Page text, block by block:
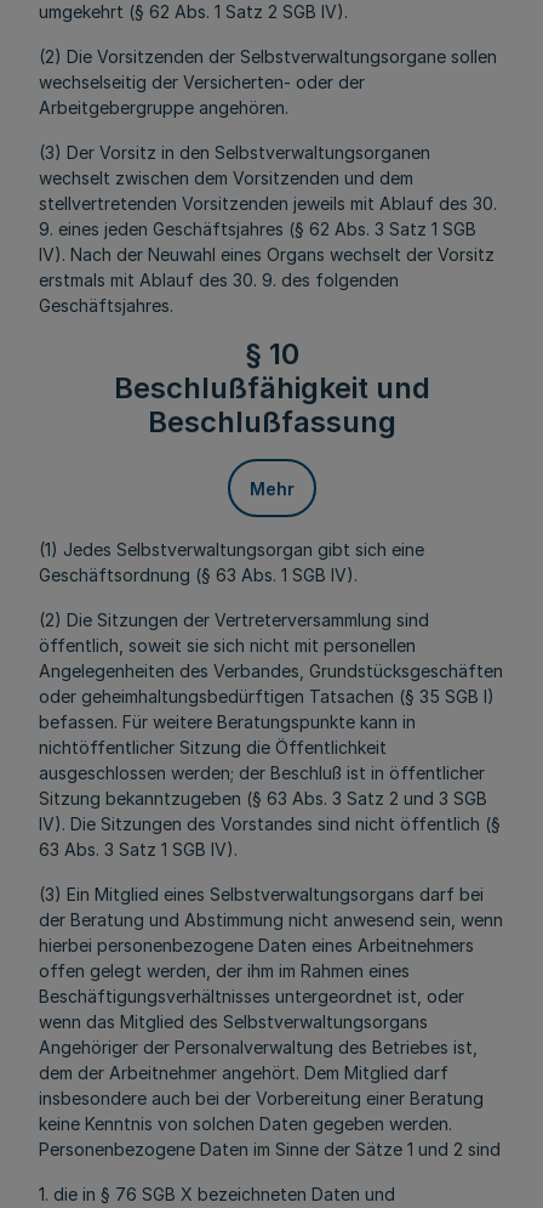
umgekehrt (§ 62 Abs. 1 Satz 2 SGB IV).
(2) Die Vorsitzenden der Selbstverwaltungsorgane sollen
wechselseitig der Versicherten- oder der
Arbeitgebergruppe angehören.
(3) Der Vorsitz in den Selbstverwaltungsorganen
wechselt zwischen dem Vorsitzenden und dem
stellvertretenden Vorsitzenden jeweils mit Ablauf des 30.
9. eines jeden Geschäftsjahres (§ 62 Abs. 3 Satz 1 SGB
IV). Nach der Neuwahl eines Organs wechselt der Vorsitz
erstmals mit Ablauf des 30. 9. des folgenden
Geschäftsjahres.
§ 10
Beschlußfähigkeit und
Beschlußfassung
Mehr
(1) Jedes Selbstverwaltungsorgan gibt sich eine
Geschäftsordnung (§ 63 Abs. 1 SGB IV).
(2) Die Sitzungen der Vertreterversammlung sind
öffentlich, soweit sie sich nicht mit personellen
Angelegenheiten des Verbandes, Grundstücksgeschäften
oder geheimhaltungsbedürftigen Tatsachen (§ 35 SGB I)
befassen. Für weitere Beratungspunkte kann in
nichtöffentlicher Sitzung die Öffentlichkeit
ausgeschlossen werden; der Beschluß ist in öffentlicher
Sitzung bekanntzugeben (§ 63 Abs. 3 Satz 2 und 3 SGB
IV). Die Sitzungen des Vorstandes sind nicht öffentlich (§
63 Abs. 3 Satz 1 SGB IV).
(3) Ein Mitglied eines Selbstverwaltungsorgans darf bei
der Beratung und Abstimmung nicht anwesend sein, wenn
hierbei personenbezogene Daten eines Arbeitnehmers
offen gelegt werden, der ihm im Rahmen eines
Beschäftigungsverhältnisses untergeordnet ist, oder
wenn das Mitglied des Selbstverwaltungsorgans
Angehöriger der Personalverwaltung des Betriebes ist,
dem der Arbeitnehmer angehört. Dem Mitglied darf
insbesondere auch bei der Vorbereitung einer Beratung
keine Kenntnis von solchen Daten gegeben werden.
Personenbezogene Daten im Sinne der Sätze 1 und 2 sind
1. die in § 76 SGB X bezeichneten Daten und